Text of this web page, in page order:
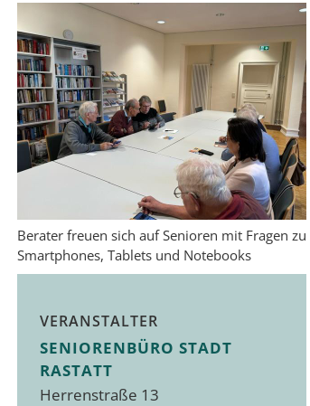
Berater freuen sich auf Senioren mit Fragen zu
Smartphones, Tablets und Notebooks
VERANSTALTER
SENIORENBÜRO STADT
RASTATT
Herrenstraße 13